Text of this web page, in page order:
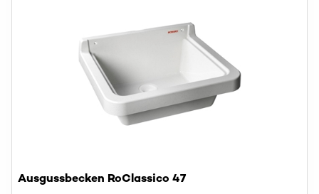
Ausgussbecken RoClassico 47